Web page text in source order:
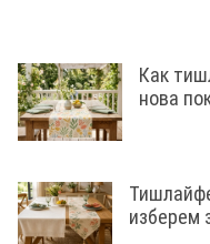
Как
нова
изберем